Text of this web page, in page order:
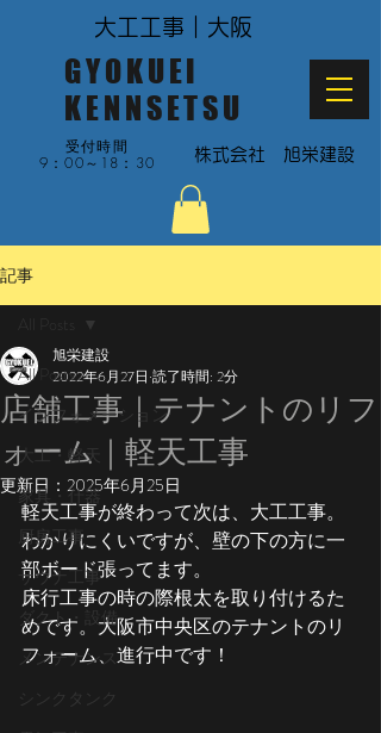
GYOKUEI
KENNSETSU
受付時間
9：00～18：30
大工工事｜大阪
​株式会社 旭栄建設
記事
All Posts
インフォメーション
大工・軽天
家具・什器
厨房工事
サウナ工事
ダクト・設備
メンテナンス
シンクタンク
店舗工事｜テナントのリフ
ォーム｜軽天工事
旭栄建設
2022年6月27日 読了時間: 2分
更新日： 2025年6月25日
軽天工事が終わって次は、大工工事。
わかりにくいですが、壁の下の方に一
部ボード張ってます。
床行工事の時の際根太を取り付けるた
めです。大阪市中央区のテナントのリ
フォーム、進行中です！